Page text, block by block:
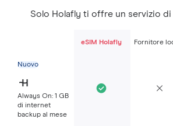
Solo Holafly ti offre un servizio di
eSIM Holafly Fornitore
Nuovo
Always On: 1 GB
di internet
backup al mese